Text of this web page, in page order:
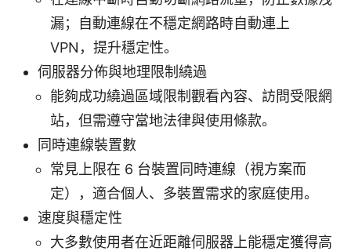
漏；自動連線在不穩定網路時自動連上
VPN，提升穩定性。
伺服器分佈與地理限制繞過
能夠成功繞過區域限制觀看內容、訪問受限網
站，但需遵守當地法律與使用條款。
同時連線裝置數
常見上限在 6 台裝置同時連線（視方案而
定），適合個人、多裝置需求的家庭使用。
速度與穩定性
大多數使用者在近距離伺服器上能穩定獲得高